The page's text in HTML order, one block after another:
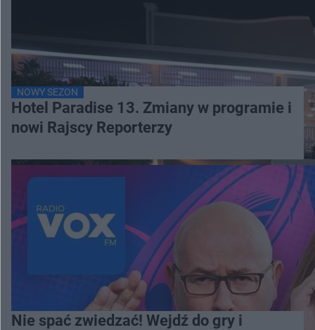
NOWY SEZON
Hotel Paradise 13. Zmiany w programie i
nowi Rajscy Reporterzy
Nie spać zwiedzać! Wejdź do gry i